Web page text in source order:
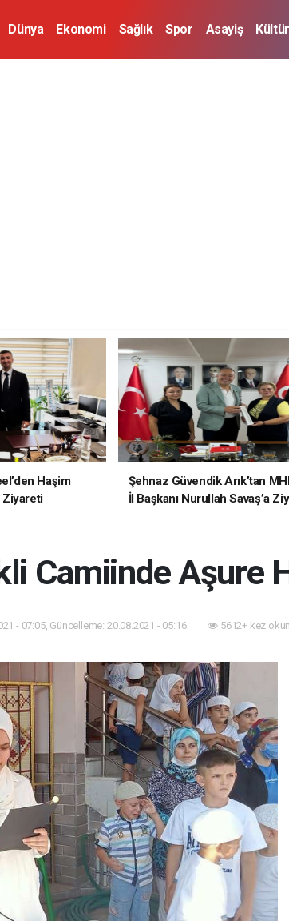
Dünya Ekonomi Sağlık Spor Asayiş
Haşim
Ziyareti
Şehnaz Güvendik Arık’tan
İl Başkanı Nurullah Savaş’a
Camiinde Aşure
- 07:05, Güncelleme: 20.08.2021 - 05:16 5612+ kez